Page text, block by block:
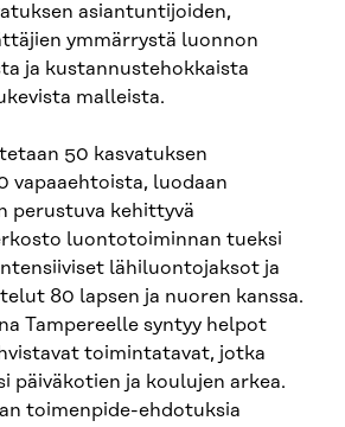
asiantuntijoiden,
ymmärrystä luonnon
ja kustannustehokkaista
malleista.
50 kasvatuksen
vapaaehtoista, luodaan
perustuva kehittyvä
luontotoiminnan tueksi
lähiluontojaksot ja
80 lapsen ja nuoren kanssa.
Tampereelle syntyy helpot
toimintatavat, jotka
päiväkotien ja koulujen arkea.
toimenpide-ehdotuksia